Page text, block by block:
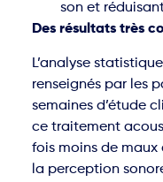
son et
Des résultats très
L’analyse
renseignés par les
semaines d’étude
ce traitement
fois moins de
la perception